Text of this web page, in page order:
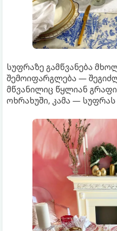
სუფრაზე გამწვანება
შემოიფარგლება —
მწვანილიც წყლიან
ოხრახუში, კამა —